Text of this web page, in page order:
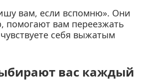
вам, если вспомню». Они
помогают вам переезжать
себя выжатым
вас каждый